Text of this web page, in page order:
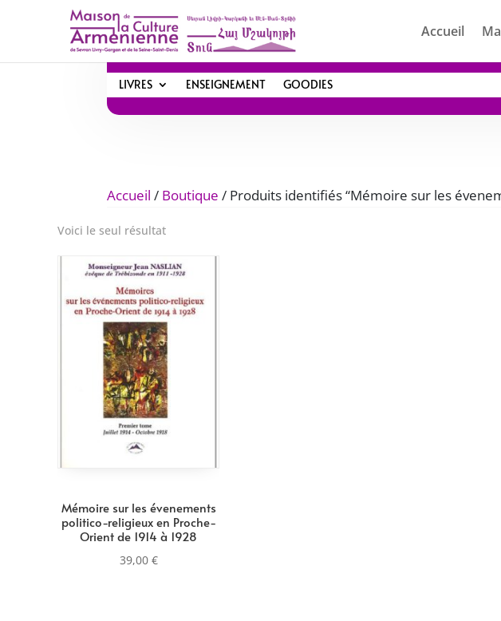
Accueil
LIVRES ENSEIGNEMENT GOODIES
Accueil / Boutique / Produits identifiés “Mémoire sur les
Voici le seul résultat
Mémoire sur les évenements
politico-religieux en Proche-
Orient de 1914 à 1928
39,00 €